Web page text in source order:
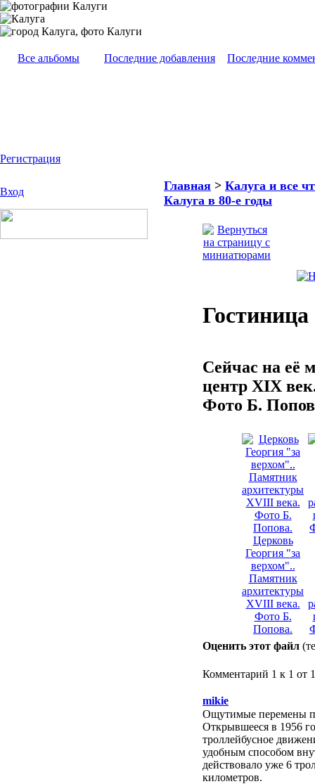
Все альбомы Последние добавления Последние
Регистрация
Вход Главная > Калуга и все
Калуга в 80-е годы
Сейчас на её
центр XIX
Фото Б.
Церковь
Георгия "за
верхом"..
Памятник
архитектуры
XVIII века.
Фото Б.
Попова.
Оценить этот файл
Комментарий 1 к 1 от 1
mikie
Ощутимые перемены
Открывшееся в 1956
троллейбусное
удобным способом
действовало уже 6
километров.